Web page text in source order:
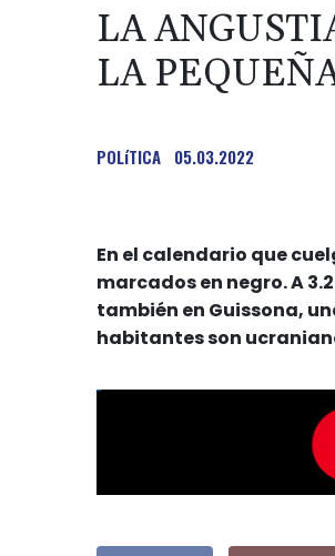
LA
LA
POLíTICA 05.03.2022
En el calendario que
marcados en negro. A
también en Guissona,
habitantes son